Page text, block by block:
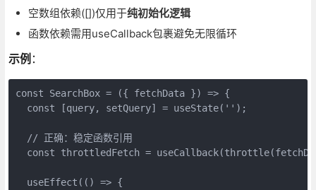
空数组依赖([])仅用于纯初始化逻辑
函数依赖需用useCallback包裹避免无限循环
示例 ：
const SearchBox = ({ fetchData }) => {
  const [query, setQuery] = useState('');
  // 正确：稳定函数引用
const throttledFetch =
  useEffect(() => {